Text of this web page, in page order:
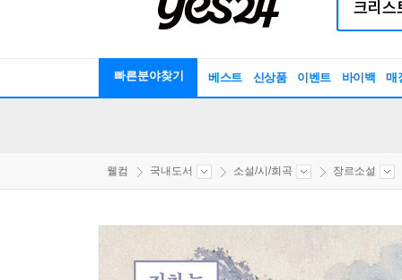
빠른분야찾기 베스트 신상품 이벤트 바이백 매
웰컴 국내도서 소설/시/희곡 장르소설